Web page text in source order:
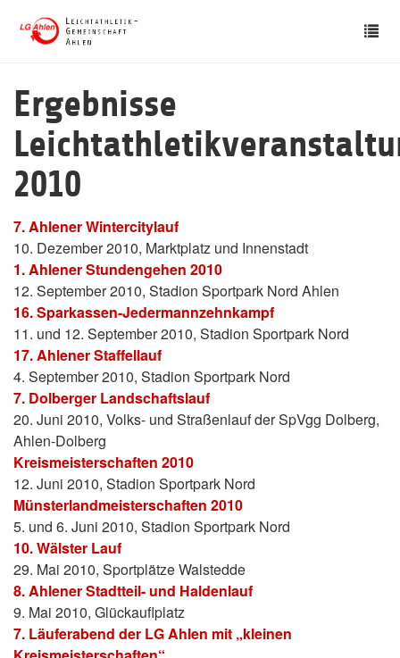
Ergebnisse
2010
7. Ahlener Wintercitylauf
10. Dezember 2010, Marktplatz und Innenstadt
1. Ahlener Stundengehen 2010
12. September 2010, Stadion Sportpark Nord Ahlen
16. Sparkassen-Jedermannzehnkampf
11. und 12. September 2010, Stadion Sportpark Nord
17. Ahlener Staffellauf
4. September 2010, Stadion Sportpark Nord
7. Dolberger Landschaftslauf
20. Juni 2010, Volks- und Straßenlauf der SpVgg Dolberg,
Ahlen-Dolberg
Kreismeisterschaften 2010
12. Juni 2010, Stadion Sportpark Nord
Münsterlandmeisterschaften 2010
5. und 6. Juni 2010, Stadion Sportpark Nord
10. Wälster Lauf
29. Mai 2010, Sportplätze Walstedde
8. Ahlener Stadtteil- und Haldenlauf
9. Mai 2010, Glückauflplatz
7. Läuferabend der LG Ahlen mit „kleinen